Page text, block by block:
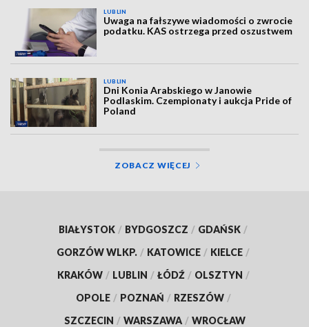
LUBLIN
Uwaga na fałszywe wiadomości o zwrocie
podatku. KAS ostrzega przed oszustwem
LUBLIN
Dni Konia Arabskiego w Janowie
Podlaskim. Czempionaty i aukcja Pride of
Poland
ZOBACZ WIĘCEJ
BIAŁYSTOK / BYDGOSZCZ / GDAŃSK /
GORZÓW WLKP. / KATOWICE / KIELCE /
KRAKÓW / LUBLIN / ŁÓDŹ / OLSZTYN /
OPOLE / POZNAŃ / RZESZÓW /
SZCZECIN / WARSZAWA / WROCŁAW